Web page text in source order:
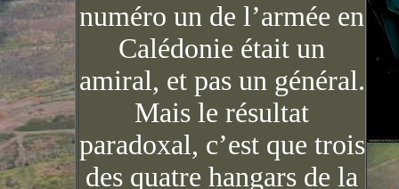
numéro un de l’armée en
Calédonie était un
amiral, et pas un général.
Mais le résultat
paradoxal, c’est que trois
des quatre hangars de la